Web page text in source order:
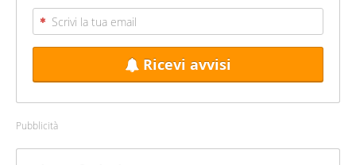
Ricevi avvisi
Pubblicità